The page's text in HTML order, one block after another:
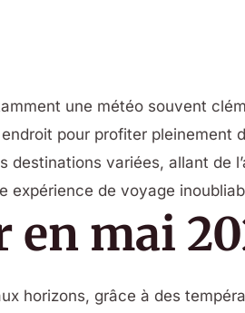
une météo souvent
pour profiter pleinement
variées, allant de
expérience de voyage
mai
horizons, grâce à des